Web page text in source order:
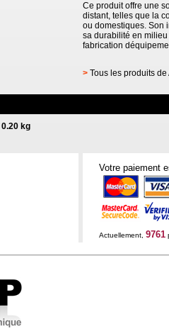
Ce produit offre une
distant, telles que la
ou domestiques. Son
sa durabilité en
fabrication
> Tous les produits
kg
Votre paiement
Actuellement, 9761